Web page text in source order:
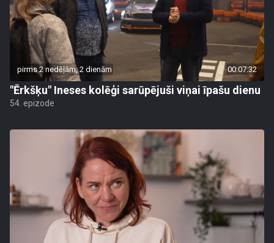
pirms 2 nedēļām, 2 dienām 00:07:32
"Ērkšķu" Ineses kolēģi sarūpējuši viņai īpašu dienu
54. epizode